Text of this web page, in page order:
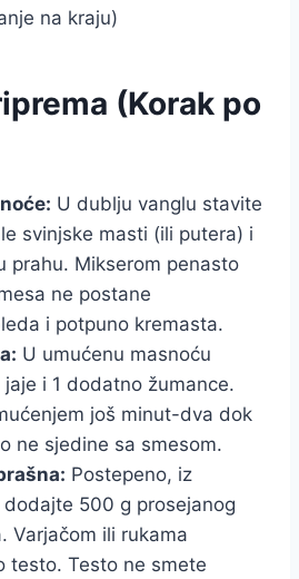
na kraju)
(Korak po
U dublju vanglu stavite
svinjske masti (ili putera) i
prahu. Mikserom penasto
ne postane
i potpuno kremasta.
U umućenu masnoću
i 1 dodatno žumance.
još minut-dva dok
ne sjedine sa smesom.
Postepeno, iz
500 g prosejanog
Varjačom ili rukama
testo. Testo ne smete